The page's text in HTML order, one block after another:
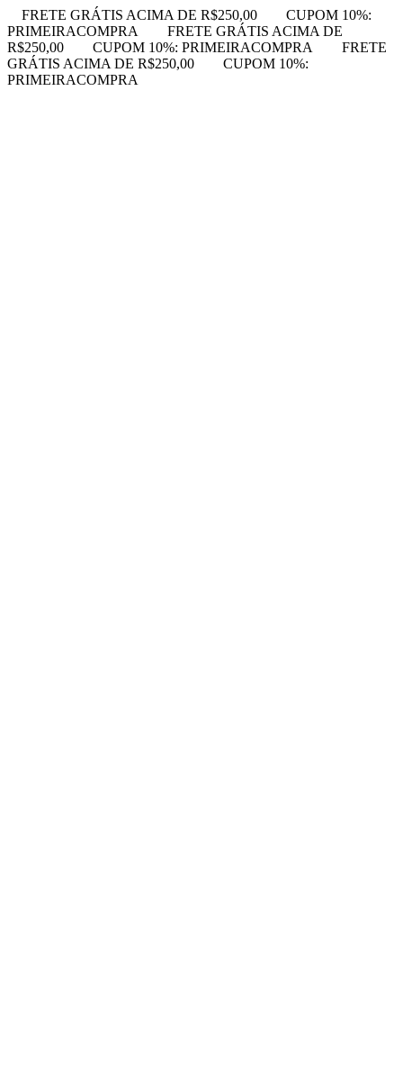
FRETE GRÁTIS ACIMA DE R$250,00
CUPOM 10%:
PRIMEIRACOMPRA
FRETE GRÁTIS ACIMA DE
R$250,00
CUPOM 10%: PRIMEIRACOMPRA
FRETE
GRÁTIS ACIMA DE R$250,00
CUPOM 10%:
PRIMEIRACOMPRA